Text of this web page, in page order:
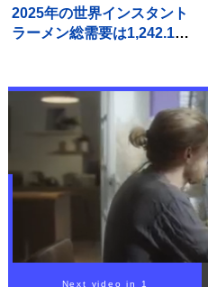
2025年の世界インスタント
ラーメン総需要は1,242.1億